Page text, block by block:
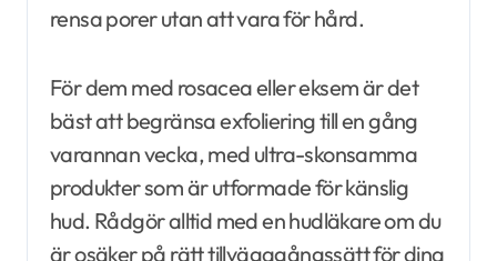
rensa porer utan att vara för hård.
För dem med rosacea eller eksem är det
bäst att begränsa exfoliering till en gång
varannan vecka, med ultra-skonsamma
produkter som är utformade för känslig
hud. Rådgör alltid med en hudläkare om du
är osäker på rätt tillvägagångssätt för dina